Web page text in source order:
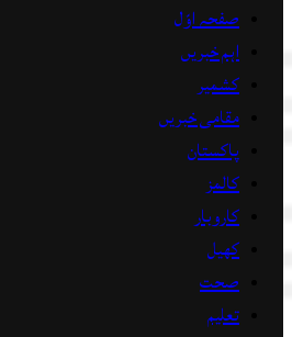
صفحہ اوّل
اہم خبریں
کشمیر
مقامی خبریں
پاکستان
کالمز
کاروبار
کھیل
صحت
تعلیم